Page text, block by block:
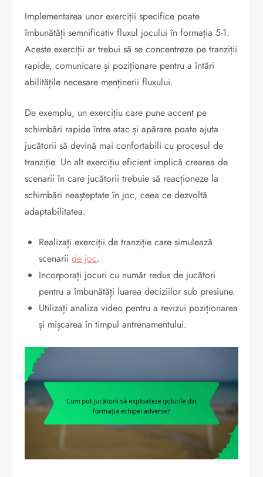
Implementarea unor exerciții specifice poate
îmbunătăți semnificativ fluxul jocului în formația 5-1.
Aceste exerciții ar trebui să se concentreze pe tranziții
rapide, comunicare și poziționare pentru a întări
abilitățile necesare menținerii fluxului.
De exemplu, un exercițiu care pune accent pe
schimbări rapide între atac și apărare poate ajuta
jucătorii să devină mai confortabili cu procesul de
tranziție. Un alt exercițiu eficient implică crearea de
scenarii în care jucătorii trebuie să reacționeze la
schimbări neașteptate în joc, ceea ce dezvoltă
adaptabilitatea.
Realizați exerciții de tranziție care simulează
scenariide joc.
Incorporați jocuri cu număr redus de jucători
pentru a îmbunătăți luarea deciziilor sub presiune.
Utilizați analiza video pentru a revizui poziționarea
și mișcarea în timpul antrenamentului.